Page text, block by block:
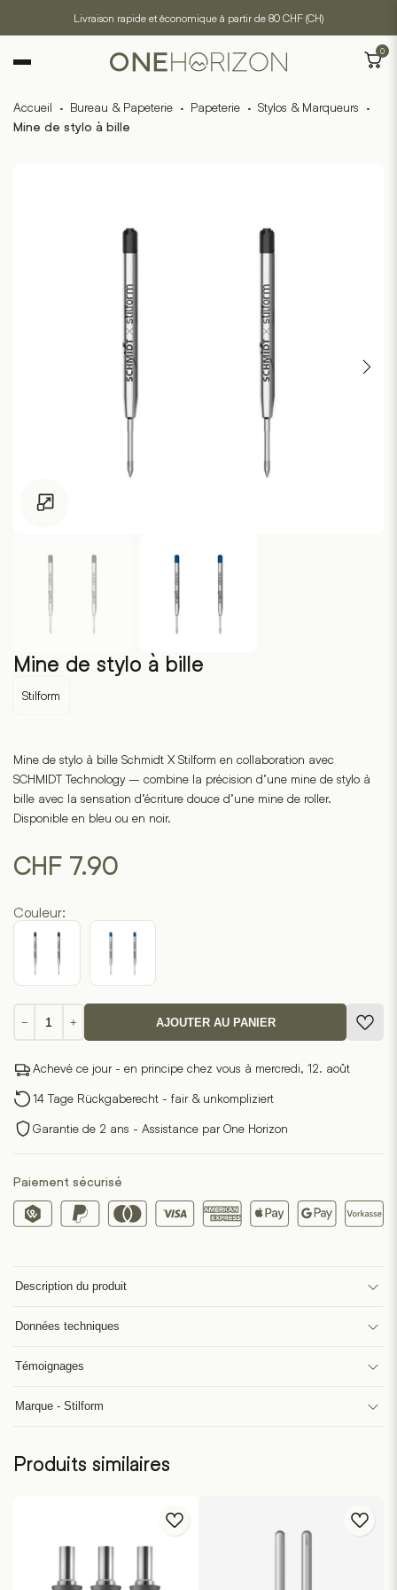
Livraison rapide et économique à partir de 80 CHF (CH)
0
Accueil · Bureau & Papeterie · Papeterie · Stylos & Marqueurs ·
Mine de stylo à bille
Mine de stylo à bille
Stilform
Mine de stylo à bille Schmidt X Stilform en collaboration avec
SCHMIDT Technology – combine la précision d’une mine de stylo à
bille avec la sensation d’écriture douce d’une mine de roller.
Disponible en bleu ou en noir.
CHF 7.90
Couleur:
−
de
de
stylo
bille
+ AJOUTER AU PANIER
Achevé ce jour - en principe chez vous à mercredi, 12. août
14 Tage Rückgaberecht - fair & unkompliziert
Garantie de 2 ans - Assistance par One Horizon
Paiement sécurisé
Description du produit
Données techniques
Témoignages
Marque - Stilform
Produits similaires